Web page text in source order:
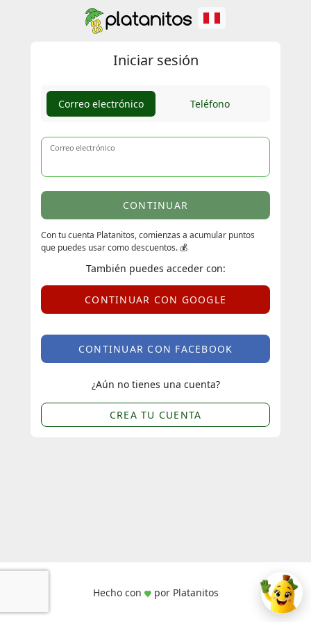
Iniciar sesión
Correo electrónico Teléfono
Correo electrónico
CONTINUAR
Con tu cuenta Platanitos, comienzas a acumular puntos
que puedes usar como descuentos. 💰
También puedes acceder con:
CONTINUAR CON GOOGLE
CONTINUAR CON FACEBOOK
¿Aún no tienes una cuenta?
CREA TU CUENTA
Hecho con por Platanitos